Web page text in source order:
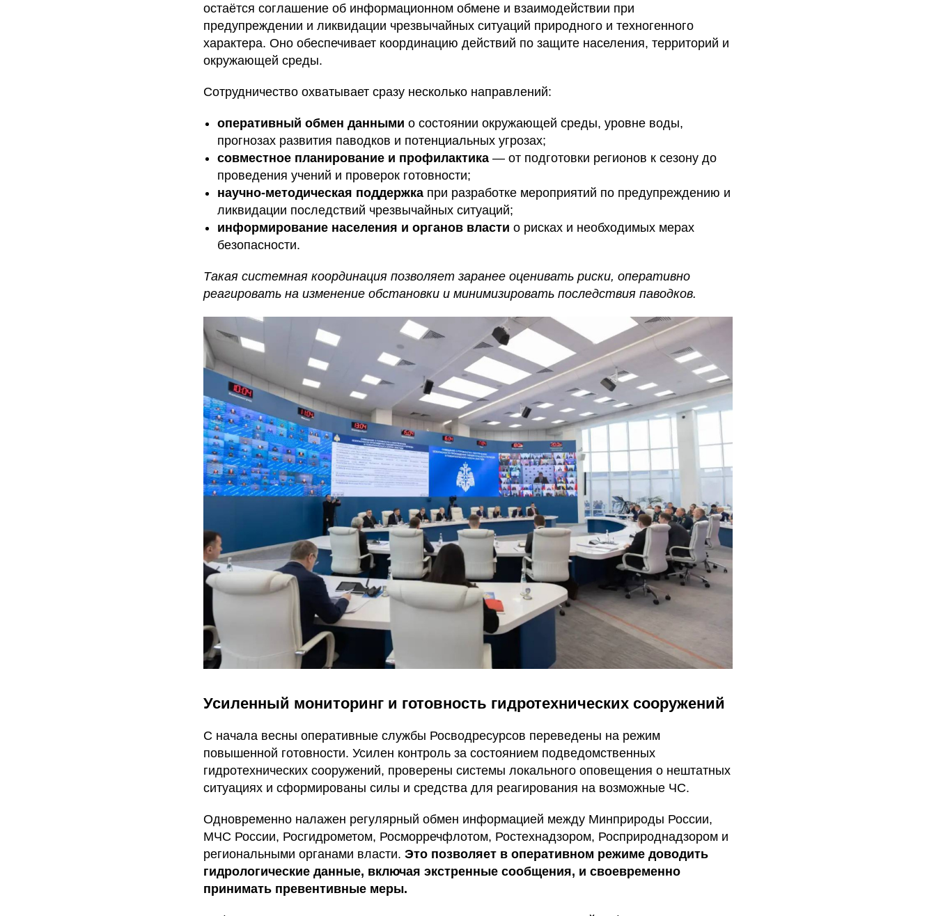
остаётся соглашение об информационном обмене и взаимодействии при
предупреждении и ликвидации чрезвычайных ситуаций природного и техногенного
характера. Оно обеспечивает координацию действий по защите населения, территорий и
окружающей среды.
Сотрудничество охватывает сразу несколько направлений:
оперативный обмен данными о состоянии окружающей среды, уровне воды,
прогнозах развития паводков и потенциальных угрозах;
совместное планирование и профилактика — от подготовки регионов к сезону до
проведения учений и проверок готовности;
научно-методическая поддержка при разработке мероприятий по предупреждению и
ликвидации последствий чрезвычайных ситуаций;
информирование населения и органов власти о рисках и необходимых мерах
безопасности.
Такая системная координация позволяет заранее оценивать риски, оперативно
реагировать на изменение обстановки и минимизировать последствия паводков.
Усиленный мониторинг и готовность гидротехнических сооружений
С начала весны оперативные службы Росводресурсов переведены на режим
повышенной готовности. Усилен контроль за состоянием подведомственных
гидротехнических сооружений, проверены системы локального оповещения о нештатных
ситуациях и сформированы силы и средства для реагирования на возможные ЧС.
Одновременно налажен регулярный обмен информацией между Минприроды России,
МЧС России, Росгидрометом, Росморречфлотом, Ростехнадзором, Росприроднадзором и
региональными органами власти. Это позволяет в оперативном режиме доводить
гидрологические данные, включая экстренные сообщения, и своевременно
принимать превентивные меры.